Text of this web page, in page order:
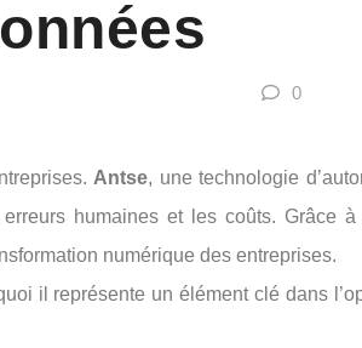
0
Antse, une technologie
humaines et les coûts. Grâce
numérique des entreprises.
il représente un élément clé dans